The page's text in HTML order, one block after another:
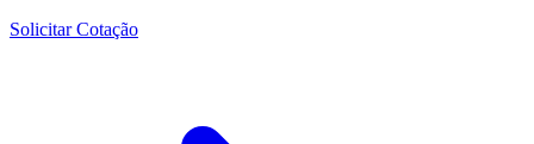
Solicitar Cotação